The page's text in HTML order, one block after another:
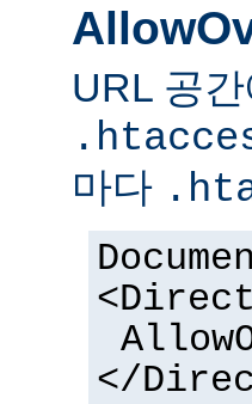
URL 공
마다
</